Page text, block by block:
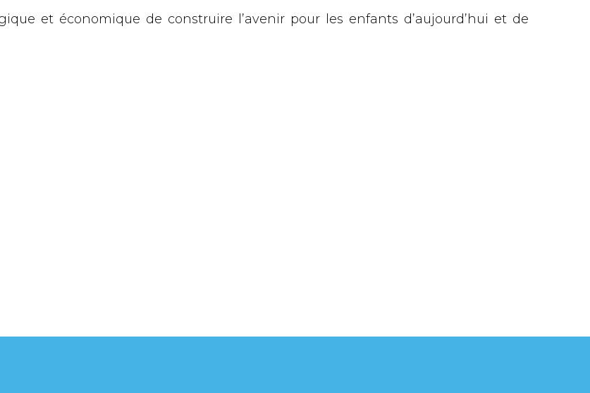
et économique de construire l’avenir pour les enfants d’aujourd’hui et de